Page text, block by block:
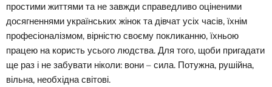
простими життями та не завжди справедливо оціненими
досягненнями українських жінок та дівчат усіх часів, їхнім
професіоналізмом, вірністю своєму покликанню, їхньою
працею на користь усього людства. Для того, щоби пригадати
ще раз і не забувати ніколи: вони – сила. Потужна, рушійна,
вільна, необхідна світові.